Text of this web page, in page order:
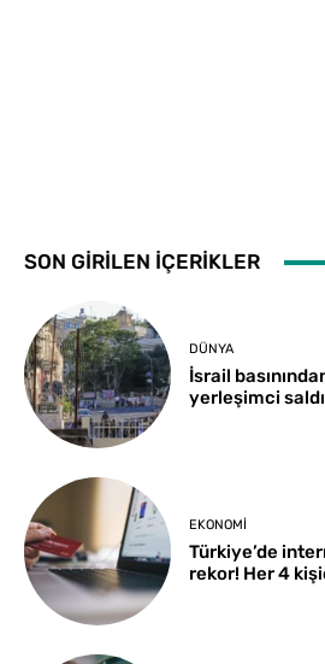
SON GİRİLEN İÇERİKLER
DÜNYA
İsrail
yerleşimci
EKONOMI
Türkiye’de
rekor! Her 4